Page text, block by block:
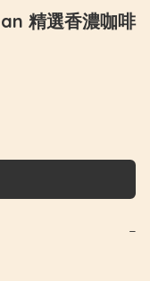
精選香濃咖啡
−